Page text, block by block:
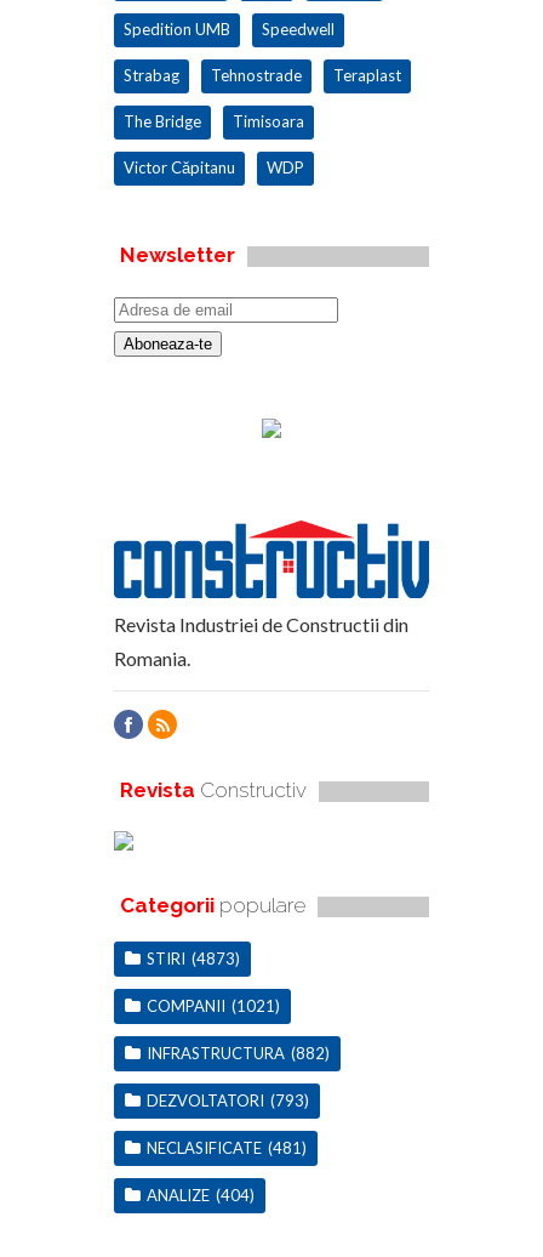
Spedition UMB Speedwell
Strabag Tehnostrade Teraplast
The Bridge Timisoara
Victor Căpitanu WDP
Newsletter
Revista Industriei de Constructii din
Romania.
Revista Constructiv
Categorii populare
STIRI (4873)
COMPANII (1021)
INFRASTRUCTURA (882)
DEZVOLTATORI (793)
NECLASIFICATE (481)
ANALIZE (404)